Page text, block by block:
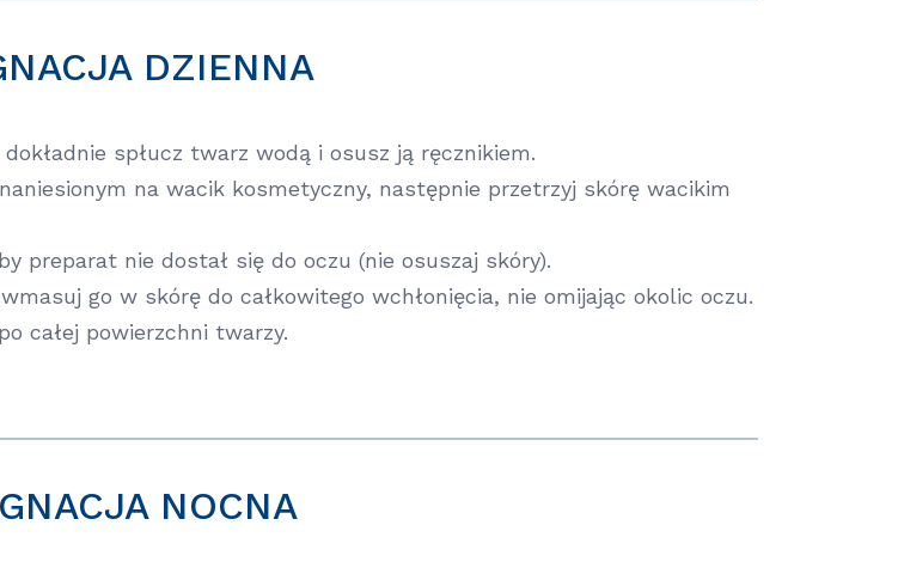
DZIENNA
spłucz twarz wodą i osusz ją ręcznikiem.
naniesionym na wacik kosmetyczny, następnie przetrzyj skórę wacikim
preparat nie dostał się do oczu (nie osuszaj skóry).
go w skórę do całkowitego wchłonięcia, nie omijając okolic oczu.
całej powierzchni twarzy.
NOCNA